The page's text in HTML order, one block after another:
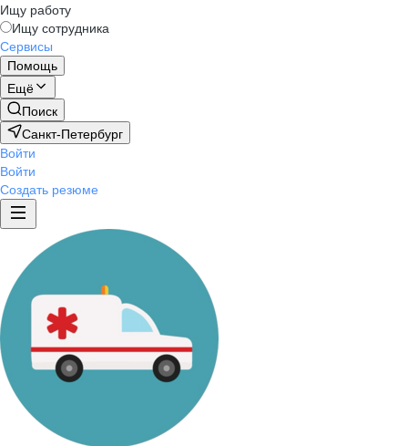
Ищу работу
Ищу сотрудника
Сервисы
Помощь
Ещё
Поиск
Санкт-Петербург
Войти
Войти
Создать резюме